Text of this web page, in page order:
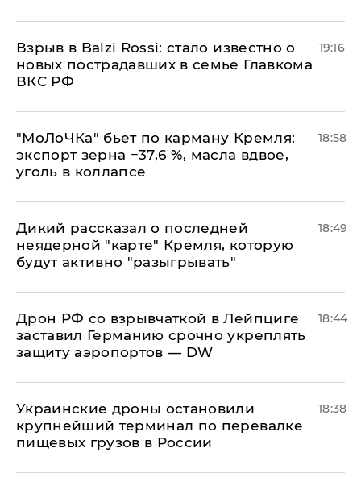
Взрыв в Balzi Rossi: стало известно о
новых пострадавших в семье Главкома
ВКС РФ
19:16
​"МоЛоЧКа" бьет по карману Кремля:
экспорт зерна −37,6 %, масла вдвое,
уголь в коллапсе
18:58
Дикий рассказал о последней
неядерной "карте" Кремля, которую
будут активно "разыгрывать"
18:49
​Дрон РФ со взрывчаткой в Лейпциге
заставил Германию срочно укреплять
защиту аэропортов — DW
18:44
Украинские дроны остановили
крупнейший терминал по перевалке
пищевых грузов в России
18:38